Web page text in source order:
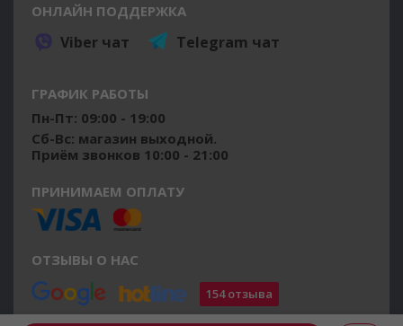
ОНЛАЙН ПОДДЕРЖКА
Viber чат Telegram чат
ГРАФИК РАБОТЫ
Пн-Пт: 09:00 - 19:00
Сб-Вс: магазин выходной.
Приём звонков 10:00 - 21:00
ПРИНИМАЕМ ОПЛАТУ
ОТЗЫВЫ О НАС
154 отзыва